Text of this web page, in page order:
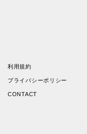
利用規約
プライバシーポリシー
CONTACT